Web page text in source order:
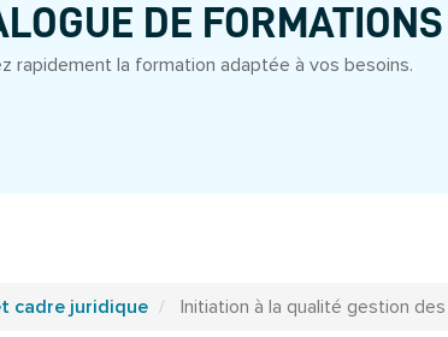
DE FORMATIONS
rapidement la formation adaptée à vos besoins.
cadre juridique Initiation à la qualité gestion